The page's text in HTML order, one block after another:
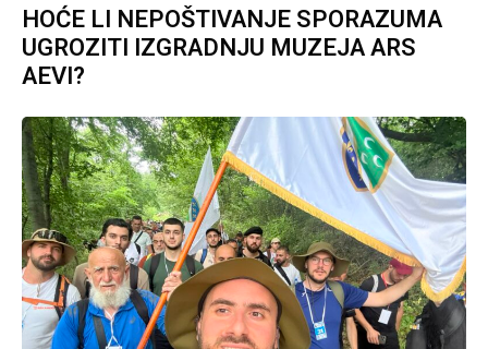
HOĆE LI NEPOŠTIVANJE SPORAZUMA
UGROZITI IZGRADNJU MUZEJA ARS
AEVI?